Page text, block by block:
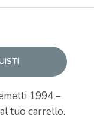
1994 –
tuo carrello.